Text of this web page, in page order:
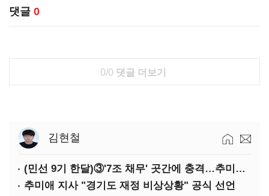
댓글 0
0/0 댓글 더보기
김현철
(민선 9기 한달)③'7조 채무' 곳간에 충격…추미애, 20년만에 '비상재정' 선언 승부수
추미애 지사 "경기도 재정 비상상황" 공식 선언